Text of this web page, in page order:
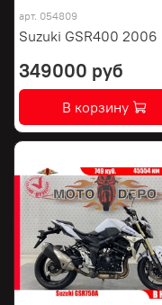
арт. 054809
Suzuki GSR400 2006
349000 руб
В корзину